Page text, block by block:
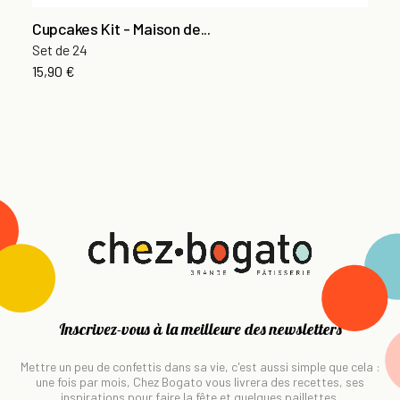
Cupcakes Kit - Maison de...
Set de 24
15,90 €
Inscrivez-vous à la meilleure des newsletters
Mettre un peu de confettis dans sa vie, c'est aussi simple que cela :
une fois par mois, Chez Bogato vous livrera des recettes, ses
inspirations pour faire la fête et quelques paillettes.